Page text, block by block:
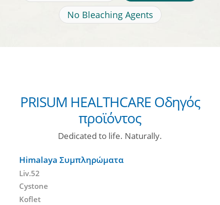
No Bleaching Agents
PRISUM HEALTHCARE Οδηγός
προϊόντος
Dedicated to life. Naturally.
Himalaya Συμπληρώματα
Liv.52
Cystone
Koflet